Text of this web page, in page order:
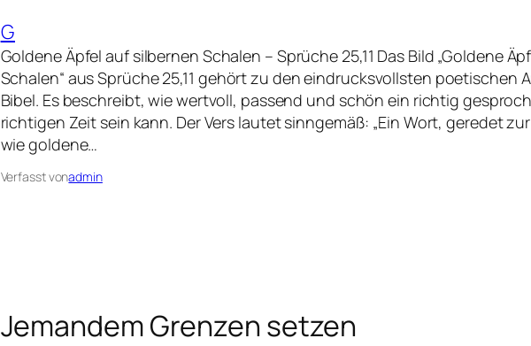
G
Goldene Äpfel auf silbernen Schalen – Sprüche 25,11 Das Bild „Goldene
Schalen“ aus Sprüche 25,11 gehört zu den eindrucksvollsten poetischen
Bibel. Es beschreibt, wie wertvoll, passend und schön ein richtig
richtigen Zeit sein kann. Der Vers lautet sinngemäß: „Ein Wort, geredet
wie goldene…
Verfasst vonadmin
Jemandem Grenzen setzen